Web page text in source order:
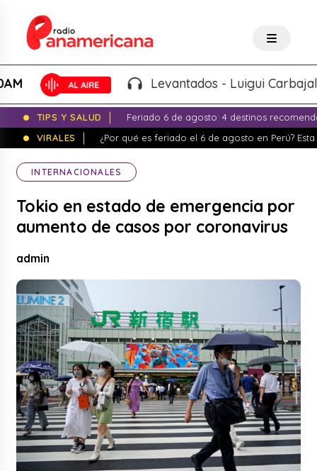
Levantados - Luigui Carbajal y
TIPS Y SALUD
Feriado 6 de agosto: 4 destinos
VIRALES
¿Por qué es feriado el 6 de agosto en Perú?
INTERNACIONALES
Tokio en estado de emergencia por
aumento de casos por coronavirus
admin